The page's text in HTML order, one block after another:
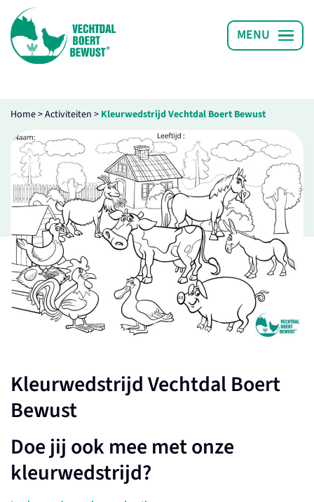
Home>Activiteiten > Kleurwedstrijd Vechtdal Boert Bewust
Kleurwedstrijd Vechtdal Boert
Bewust
Doe jij ook mee met onze
kleurwedstrijd?